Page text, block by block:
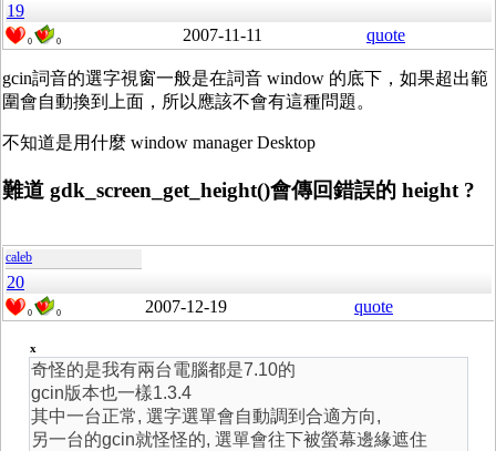
19
0 0 2007-11-11 quote
gcin詞音的選字視窗一般是在詞音 window 的底下，如果超出範
圍會自動換到上面，所以應該不會有這種問題。
不知道是用什麼 window manager Desktop
難道 gdk_screen_get_height()會傳回錯誤的 height ?
caleb
20
0 0 2007-12-19 quote
x
奇怪的是我有兩台電腦都是7.10的
gcin版本也一樣1.3.4
其中一台正常, 選字選單會自動調到合適方向,
另一台的gcin就怪怪的, 選單會往下被螢幕邊緣遮住